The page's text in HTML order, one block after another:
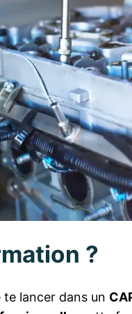
?
lancer dans un